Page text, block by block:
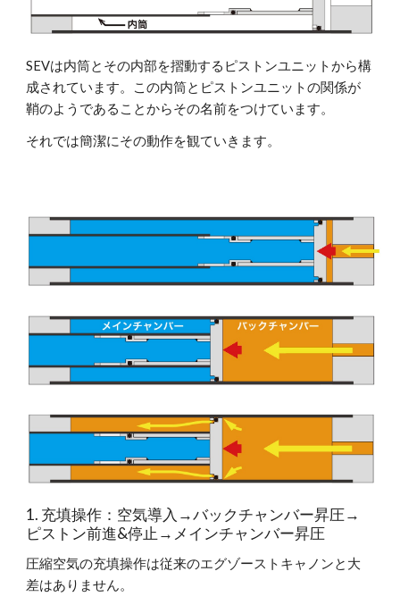
SEVは内筒とその内部を摺動するピストンユニットから構
成されています。この内筒とピストンユニットの関係が
鞘のようであることからその名前をつけています。
それでは簡潔にその動作を観ていきます。
1. 充填操作：空気導入→バックチャンバー昇圧→
ピストン前進&停止→メインチャンバー昇圧
圧縮空気の充填操作は従来のエグゾーストキャノンと大
差はありません。